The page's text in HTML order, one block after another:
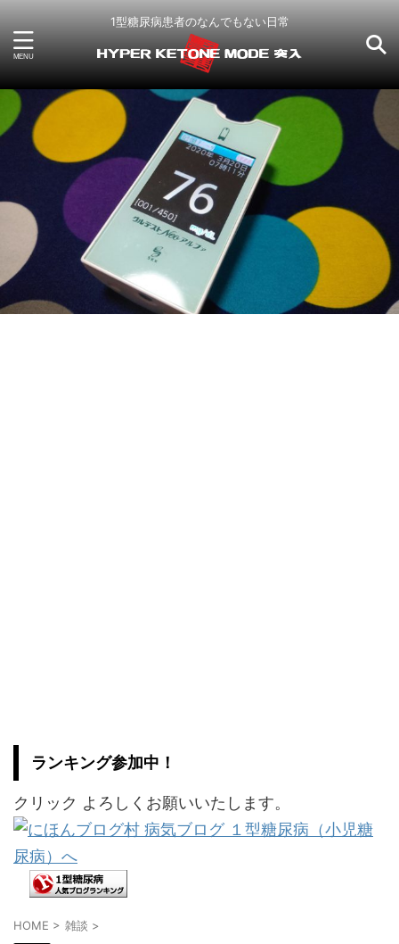
1型糖尿病患者のなんでもない日常
ランキング参加中！
クリック よろしくお願いいたします。
HOME > 雑談 >